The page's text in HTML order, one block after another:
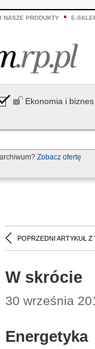
NASZE PRODUKTY E-
Ekonomia i biznes
Zobacz ofertę
POPRZEDNI ARTYKUŁ Z
W skrócie
30 września
Energetyka